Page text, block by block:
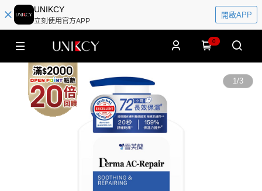
UNIKCY
立刻使用官方APP
開啟APP
0
1/3